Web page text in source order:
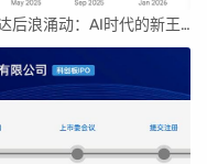
英伟达后浪涌动：AI时代的新王者与隐忧